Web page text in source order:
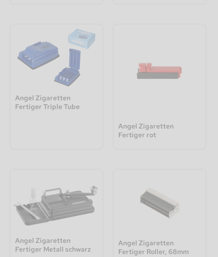
Angel Zigaretten
Fertiger Triple Tube
Angel Zigaretten
Fertiger rot
Angel Zigaretten
Fertiger Metall schwarz
Angel Zigaretten
Fertiger Roller, 68mm